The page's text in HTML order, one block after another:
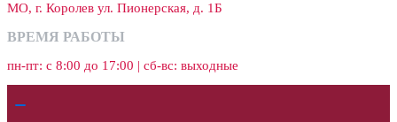
МО, г. Королев ул. Пионерская, д. 1Б
ВРЕМЯ РАБОТЫ
пн-пт: с 8:00 до 17:00 | сб-вс: выходные